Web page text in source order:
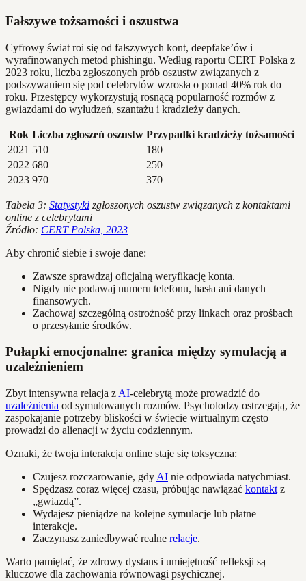
Fałszywe tożsamości i oszustwa
Cyfrowy świat roi się od fałszywych kont, deepfake’ów i
wyrafinowanych metod phishingu. Według raportu CERT Polska z
2023 roku, liczba zgłoszonych prób oszustw związanych z
podszywaniem się pod celebrytów wzrosła o ponad 40% rok do
roku. Przestępcy wykorzystują rosnącą popularność rozmów z
gwiazdami do wyłudzeń, szantażu i kradzieży danych.
Rok Liczba zgłoszeń oszustw Przypadki kradzieży tożsamości
2021 510
180
2022 680
250
2023 970 370
Tabela 3: Statystyki zgłoszonych oszustw związanych z kontaktami
online z celebrytami
Źródło: CERT Polska, 2023
Aby chronić siebie i swoje dane:
Zawsze sprawdzaj oficjalną weryfikację konta.
Nigdy nie podawaj numeru telefonu, hasła ani danych
finansowych.
Zachowaj szczególną ostrożność przy linkach oraz prośbach
o przesyłanie środków.
Pułapki emocjonalne: granica między symulacją a
uzależnieniem
Zbyt intensywna relacja z AI-celebrytą może prowadzić do
uzależnienia od symulowanych rozmów. Psycholodzy ostrzegają, że
zaspokajanie potrzeby bliskości w świecie wirtualnym często
prowadzi do alienacji w życiu codziennym.
Oznaki, że twoja interakcja online staje się toksyczna:
Czujesz rozczarowanie, gdy AI nie odpowiada natychmiast.
Spędzasz coraz więcej czasu, próbując nawiązać kontakt z
„gwiazdą”.
Wydajesz pieniądze na kolejne symulacje lub płatne
interakcje.
Zaczynasz zaniedbywać realne relacje.
Warto pamiętać, że zdrowy dystans i umiejętność refleksji są
kluczowe dla zachowania równowagi psychicznej.